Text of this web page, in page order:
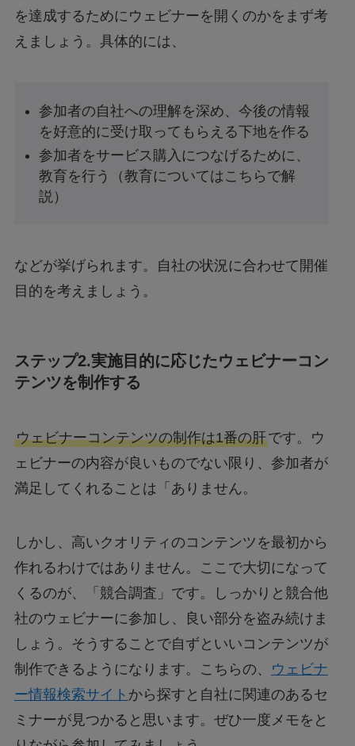
を達成するためにウェビナーを開くのかをまず考
えましょう。具体的には、
参加者の自社への理解を深め、今後の情報
を好意的に受け取ってもらえる下地を作る
参加者をサービス購入につなげるために、
教育を行う（教育についてはこちらで解
説）
などが挙げられます。自社の状況に合わせて開催
目的を考えましょう。
ステップ2.実施目的に応じたウェビナーコン
テンツを制作する
ウェビナーコンテンツの制作は1番の肝です。ウ
ェビナーの内容が良いものでない限り、参加者が
満足してくれることは「ありません。
しかし、高いクオリティのコンテンツを最初から
作れるわけではありません。ここで大切になって
くるのが、「競合調査」です。しっかりと競合他
社のウェビナーに参加し、良い部分を盗み続けま
しょう。そうすることで自ずといいコンテンツが
制作できるようになります。こちらの、
ウェビナ
ー情報検索サイト から探すと自社に関連のあるセ
ミナーが見つかると思います。ぜひ一度メモをと